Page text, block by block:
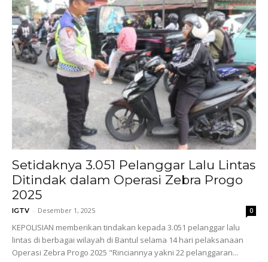
Setidaknya 3.051 Pelanggar Lalu Lintas
Ditindak dalam Operasi Zebra Progo
2025
IGTV - Desember 1, 2025 0
KEPOLISIAN memberikan tindakan kepada 3.051 pelanggar lalu
lintas di berbagai wilayah di Bantul selama 14 hari pelaksanaan
Operasi Zebra Progo 2025 "Rinciannya yakni 22 pelanggaran...